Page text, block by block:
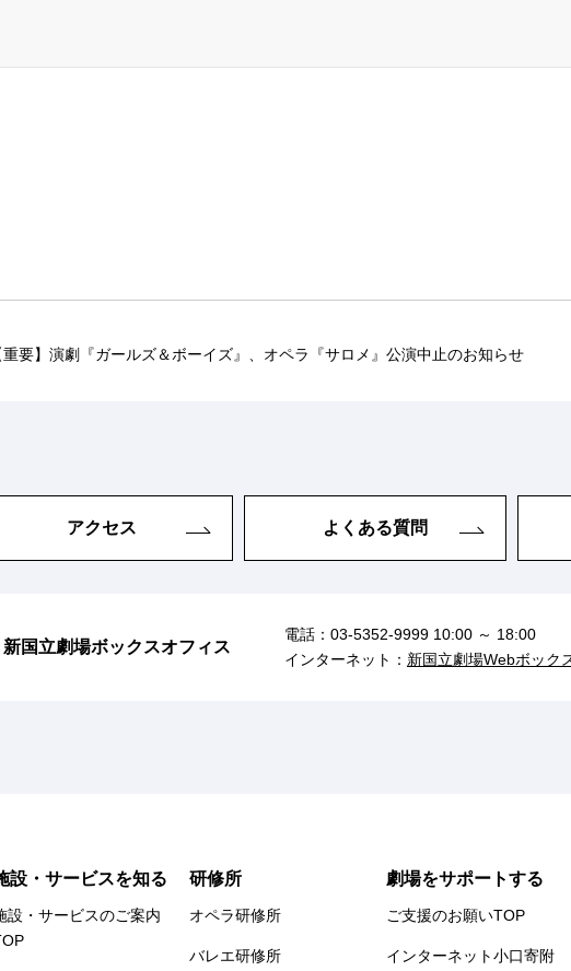
重要】演劇『ガールズ＆ボーイズ』、オペラ『サロメ』公演中止のお知らせ
アクセス よくある質問
新国立劇場ボックスオフィス
電話： 03-5352-9999 10:00 ～ 18:00
インターネット： 新国立劇場Webボック
設・サービスを知る
設・サービスのご案内
研修所
オペラ研修所
バレエ研修所
劇場をサポートする
ご支援のお願いTOP
インターネット小口寄附